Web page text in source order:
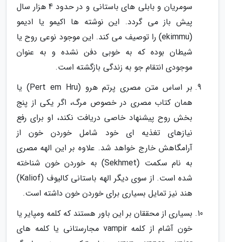
سومریان و بابلی های باستانی و در حدود 4 هزار سال
پیش باز می گردد. این نوشته ها اکیمو یا ادیمو
(ekimmu) را توصیف می کند. این موجود نوعی روح یا
شیطان بوده که به خوبی دفن نشده و به عنوان
موجودی انتقام جو به زندگی بازگشته است.
بر اساس متن مصری پرتم هرو (Pert em Hru) یا
همان کتاب مصری در خصوص مرگ، اگر یکی از پنج
بخش روح پیشنهاد خاصی دریافت نکند، او برای رفع
نیازهای تغذیه ای خود شامل خوردن خون از
آرامگاهش خارج خواهد شد. علاوه بر این الهه مصری
به نام سکمت (Sekhmet) به خوردن خون شناخته
شده است. از سوی دیگر الهه باستانی کالیوف (Kaliof)
هند نیز تمایل بسیاری برای خوردن خون داشته است.
بسیاری از محققان بر این باور هستند که کلمه ومپایر یا
خون آشام از کلمه vampir مجارستانی یا کلمه های